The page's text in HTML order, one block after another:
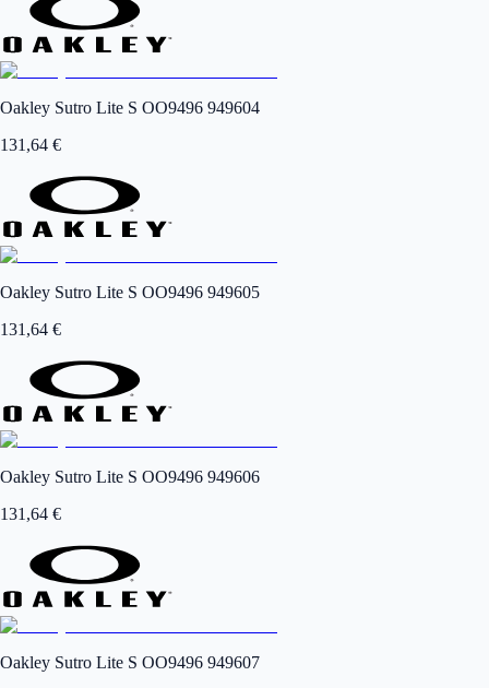
Oakley Sutro Lite S OO9496 949604
131,64 €
Oakley Sutro Lite S OO9496 949605
131,64 €
Oakley Sutro Lite S OO9496 949606
131,64 €
Oakley Sutro Lite S OO9496 949607